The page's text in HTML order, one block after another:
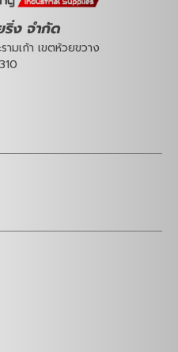
ริ่ง จำกัด
มเก้า เขตห้วยขวาง